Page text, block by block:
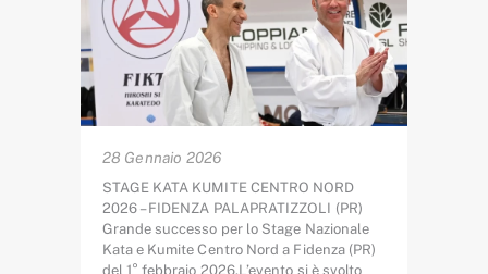
28 Gennaio 2026
STAGE KATA KUMITE CENTRO NORD
2026 – FIDENZA PALAPRATIZZOLI (PR)
Grande successo per lo Stage Nazionale
Kata e Kumite Centro Nord a Fidenza (PR)
del 1° febbraio 2026.L’evento si è svolto